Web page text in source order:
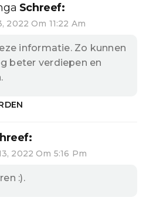
Schreef:
2022 Om 11:22 Am
informatie. Zo kunnen
beter verdiepen en
2022 Om 5:16 Pm
:).